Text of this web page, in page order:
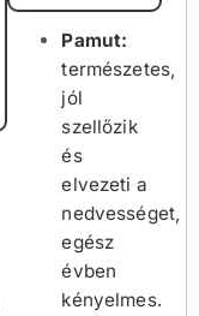
Pamut:
természetes,
jól
szellőzik
és
elvezeti a
nedvességet,
egész
évben
kényelmes.